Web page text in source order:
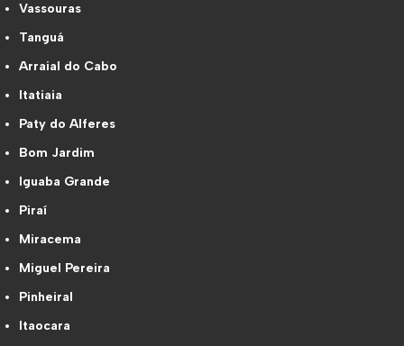
Vassouras
Tanguá
Arraial do Cabo
Itatiaia
Paty do Alferes
Bom Jardim
Iguaba Grande
Piraí
Miracema
Miguel Pereira
Pinheiral
Itaocara